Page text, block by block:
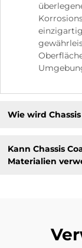
Wie wird
Kann Chassis
Materialien